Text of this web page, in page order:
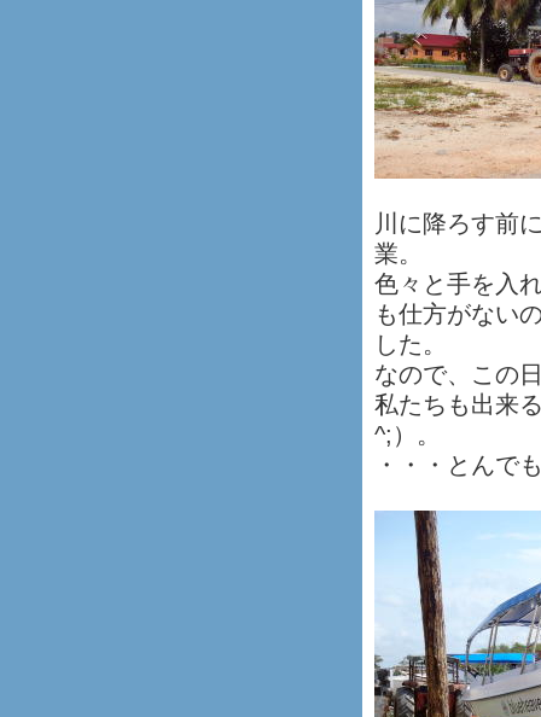
川に降ろす前
業。
色々と手を入
も仕方がない
した。
なので、この
私たちも出来
^;）。
・・・とんで